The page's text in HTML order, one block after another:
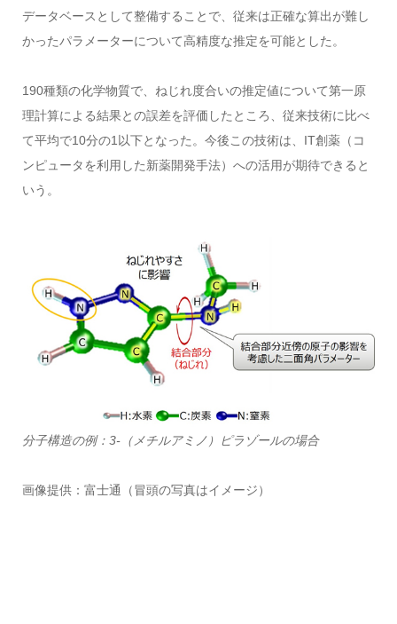
データベースとして整備することで、従来は正確な算出が難し
かったパラメーターについて高精度な推定を可能とした。
190種類の化学物質で、ねじれ度合いの推定値について第一原
理計算による結果との誤差を評価したところ、従来技術に比べ
て平均で10分の1以下となった。今後この技術は、IT創薬（コ
ンピュータを利用した新薬開発手法）への活用が期待できると
いう。
分子構造の例：3-（メチルアミノ）ピラゾールの場合
画像提供：富士通（冒頭の写真はイメージ）